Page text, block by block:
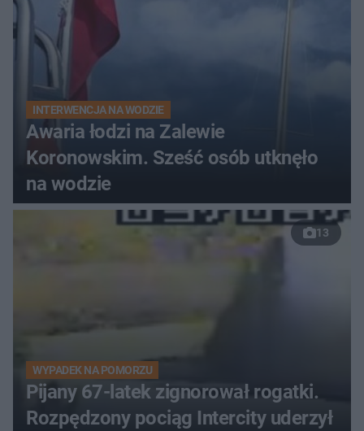
INTERWENCJA NA WODZIE
Awaria łodzi na Zalewie
Koronowskim. Sześć osób utknęło
na wodzie
13
WYPADEK NA POMORZU
Pijany 67-latek zignorował rogatki.
Rozpędzony pociąg Intercity uderzył